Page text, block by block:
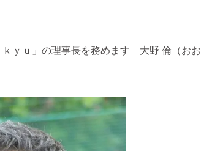
ｙｕ」の理事長を務めます 大野 倫（おお